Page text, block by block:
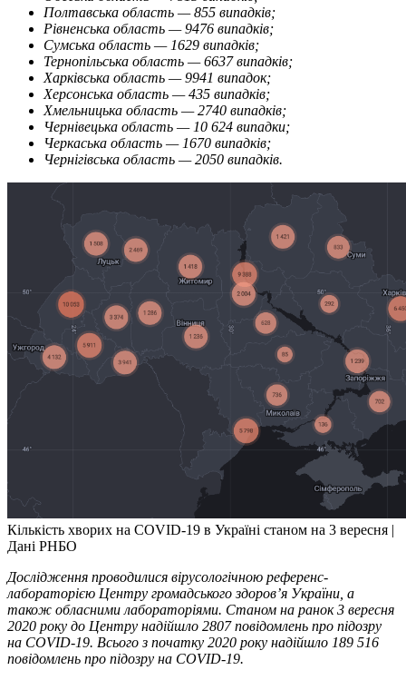
Полтавська область — 855 випадків;
Рівненська область — 9476 випадків;
Сумська область — 1629 випадків;
Тернопільська область — 6637 випадків;
Харківська область — 9941 випадок;
Херсонська область — 435 випадків;
Хмельницька область — 2740 випадків;
Чернівецька область — 10 624 випадки;
Черкаська область — 1670 випадків;
Чернігівська область — 2050 випадків.
Кількість хворих на COVID-19 в Україні станом на 3 вересня |
Дані РНБО
Дослідження проводилися вірусологічною референс-
лабораторією Центру громадського здоров’я України, а
також обласними лабораторіями. Станом на ранок 3 вересня
2020 року до Центру надійшло 2807 повідомлень про підозру
на COVID-19. Всього з початку 2020 року надійшло 189 516
повідомлень про підозру на COVID-19.